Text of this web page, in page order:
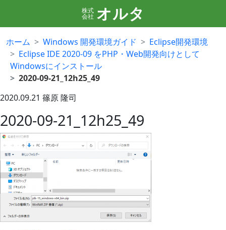
株式
会社 オルタ
ホーム Windows 開発環境ガイド
Eclipse開発環境
Eclipse IDE 2020-09 をPHP・Web開発向けとして
Windowsにインストール
2020-09-21_12h25_49
2020.09.21 篠原 隆司
2020-09-21_12h25_49